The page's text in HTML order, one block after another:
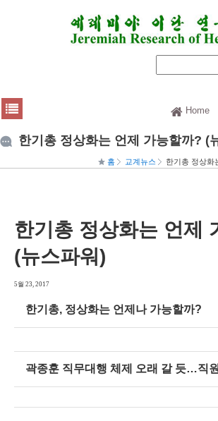
Home
한기총 정상화는 언제 가능할까? (
홈 교계뉴스 한기총 정상화
한기총 정상화는 언제
(뉴스파워)
5월 23, 2017
한기총, 정상화는 언제나 가능할까?
곽종훈 직무대행 체제 오래 갈 듯…직